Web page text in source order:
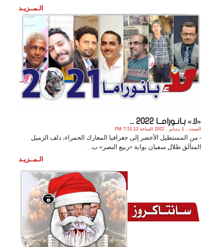
الـمــزيـد
«لا» بـانـورامــا 2022 ...
السبت , 1 يـنـاير , 2022 الساعة 7:51:12 PM
- من المستطيل الأخضر إلى جغرافيا المعارك الحمراء، دلف الزميل
المتألق طلال سفيان بوابة «ربيع النصر» ب. .
الـمــزيـد